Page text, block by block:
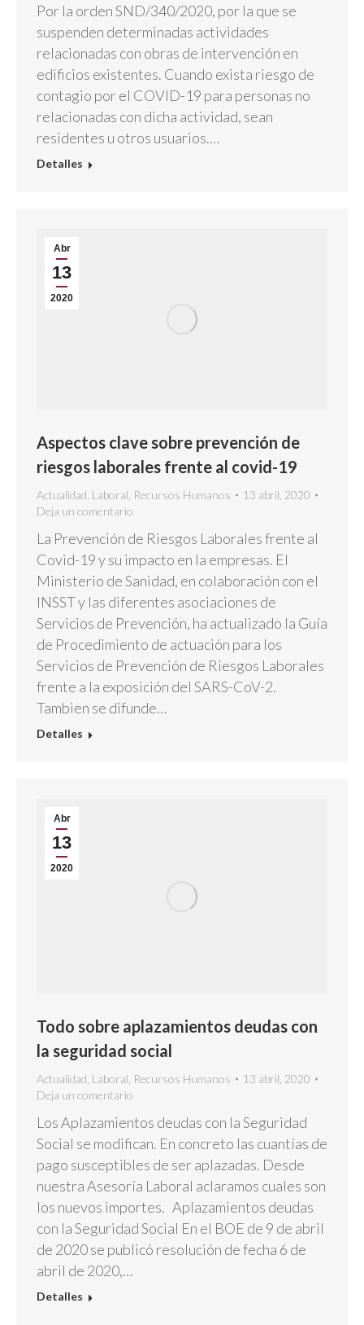
Por la orden SND/340/2020, por la que se
suspenden determinadas actividades
relacionadas con obras de intervención en
edificios existentes. Cuando exista riesgo de
contagio por el COVID-19 para personas no
relacionadas con dicha actividad, sean
residentes u otros usuarios.…
Detalles
Abr
13
2020
Aspectos clave sobre prevención de
riesgos laborales frente al covid-19
Actualidad Laboral Recursos Humanos
13 abril, 2020
Deja un comentario
La Prevención de Riesgos Laborales frente al
Covid-19 y su impacto en la empresas. El
Ministerio de Sanidad, en colaboración con el
INSST y las diferentes asociaciones de
Servicios de Prevención, ha actualizado la Guía
de Procedimiento de actuación para los
Servicios de Prevención de Riesgos Laborales
frente a la exposición del SARS-CoV-2.
Tambien se difunde…
Detalles
Abr
13
2020
Todo sobre aplazamientos deudas con
la seguridad social
Actualidad Laboral Recursos Humanos
13 abril, 2020
Deja un comentario
Los Aplazamientos deudas con la Seguridad
Social se modifican. En concreto las cuantías de
pago susceptibles de ser aplazadas. Desde
nuestra Asesoría Laboral aclaramos cuales son
los nuevos importes. Aplazamientos deudas
con la Seguridad Social En el BOE de 9 de abril
de 2020 se publicó resolución de fecha 6 de
abril de 2020,…
Detalles